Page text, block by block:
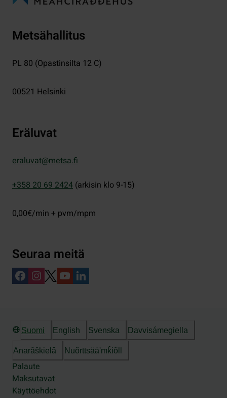
Metsähallitus
PL 80 (Opastinsilta 12 C)
00521 Helsinki
Eräluvat
eraluvat@metsa.fi
+358 20 69 2424 (arkisin klo 9-15)
0,00€/min + pvm/mpm
Seuraa meitä
Suomi English Svenska Davvisámegiella
Anarâškielâ Nuõrttsääʹmǩiõll
Palaute
Maksutavat
Käyttöehdot